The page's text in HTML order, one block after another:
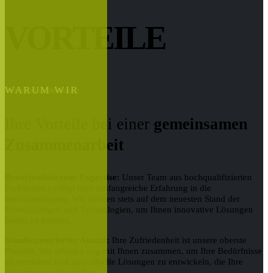
VORTEILE
WARUM WIR
Ihre Vorteile bei einer gemeinsamen
Zusammenarbeit
Branchenführende Expertise: Unser Team aus hochqualifizierten
Fachleuten verfügt über umfangreiche Erfahrung in die
Spezialreinigung. Wir bleiben stets auf dem neuesten Stand der
Entwicklungen und Technologien, um Ihnen innovative Lösungen
Kundenzentrierter Ansatz: Ihre Zufriedenheit ist unsere oberste
Priorität. Wir arbeiten eng mit Ihnen zusammen, um Ihre Bedürfnisse
zu verstehen und individuelle Lösungen zu entwickeln, die Ihre